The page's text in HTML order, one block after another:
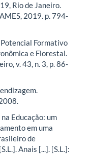
Rio de Janeiro.
2019. p. 794-
Potencial Formativo
e Florestal.
v. 43, n. 3, p. 86-
Educação: um
em uma
de
Anais [...]. [S.L.]: